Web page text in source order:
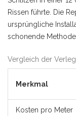
Rissen führte. Die
ursprüngliche
schonende Methode
Vergleich der
Merkmal
Kosten pro Meter